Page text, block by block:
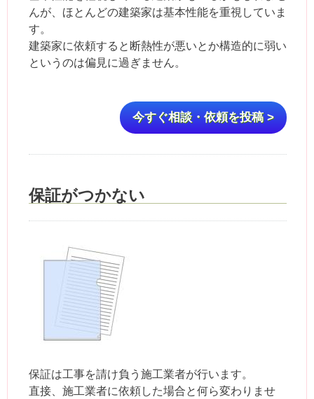
んが、ほとんどの建築家は基本性能を重視していま
す。
建築家に依頼すると断熱性が悪いとか構造的に弱い
というのは偏見に過ぎません。
今すぐ相談・依頼を投稿 >
保証がつかない
保証は工事を請け負う施工業者が行います。
直接、施工業者に依頼した場合と何ら変わりませ